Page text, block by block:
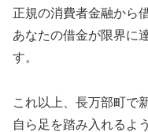
正規の消費者金融から
あなたの借金が限界に
す。
これ以上、長万部町で
自ら足を踏み入れるよ